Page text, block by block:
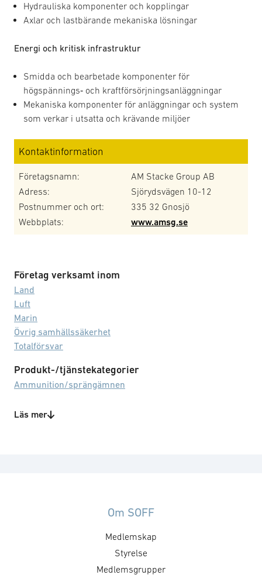
Hydrauliska komponenter och kopplingar
Axlar och lastbärande mekaniska lösningar
Energi och kritisk infrastruktur
Smidda och bearbetade komponenter för
högspännings‑ och kraftförsörjningsanläggningar
Mekaniska komponenter för anläggningar och system
som verkar i utsatta och krävande miljöer
Kontaktinformation
Företagsnamn:
AM Stacke Group AB
Adress:
Sjörydsvägen 10-12
Postnummer och ort:
335 32 Gnosjö
Webbplats:
www.amsg.se
Företag verksamt inom
Land
Luft
Marin
Övrig samhällssäkerhet
Totalförsvar
Produkt-/tjänstekategorier
Ammunition/sprängämnen
Teknikområden
Läs mer
Om SOFF
Medlemskap
Styrelse
Medlemsgrupper